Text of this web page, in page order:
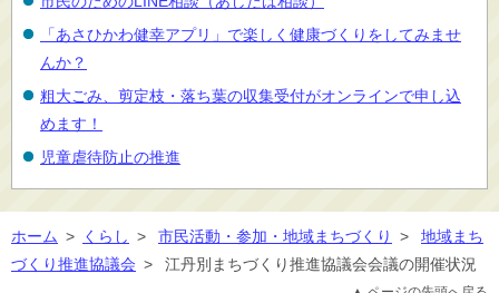
「あさひかわ健幸アプリ」で楽しく健康づくりをしてみませ
んか？
粗大ごみ、剪定枝・落ち葉の収集受付がオンラインで申し込
めます！
児童虐待防止の推進
ホーム > くらし > 市民活動・参加・地域まちづくり >
地域まち
づくり推進協議会 > 江丹別まちづくり推進協議会会議の開催状況